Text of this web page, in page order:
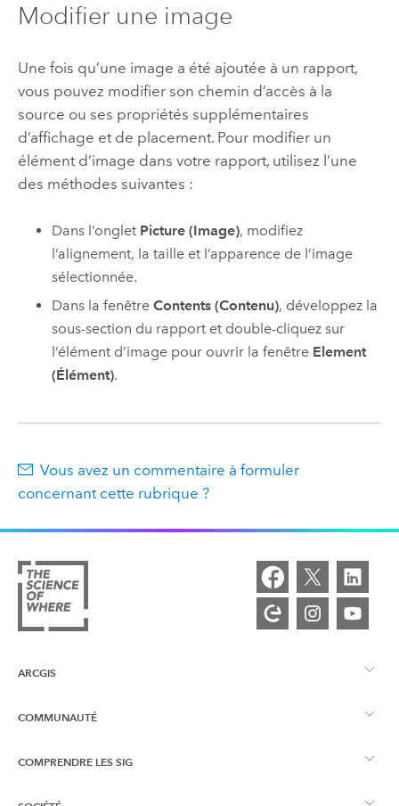
Modifier une image
Une fois qu’une image a été ajoutée à un rapport,
vous pouvez modifier son chemin d’accès à la
source ou ses propriétés supplémentaires
d’affichage et de placement. Pour modifier un
élément d’image dans votre rapport, utilisez l’une
des méthodes suivantes :
Dans l’onglet Picture (Image), modifiez
l’alignement, la taille et l’apparence de l’image
sélectionnée.
Dans la fenêtreContents (Contenu), développez la
sous-section du rapport et double-cliquez sur
l’élément d’image pour ouvrir la fenêtre Element
(Élément).
Vous avez un commentaire à formuler
concernant cette rubrique ?
ARCGIS
Vue d’ensemble d’ArcGIS
Cartographie
COMMUNAUTÉ
Esri Community
COMPRENDRE LES SIG